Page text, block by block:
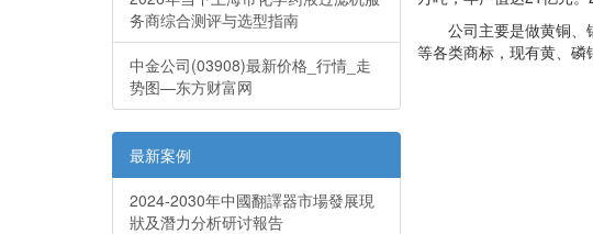
务商综合测评与选型指南
中金公司(03908)最新价格_行情_走
势图—东方财富网
最新案例
2024-2030年中國翻譯器市場發展現
狀及潛力分析研讨報告
公司主要是做黄铜、锡
等各类商标，现有黄、